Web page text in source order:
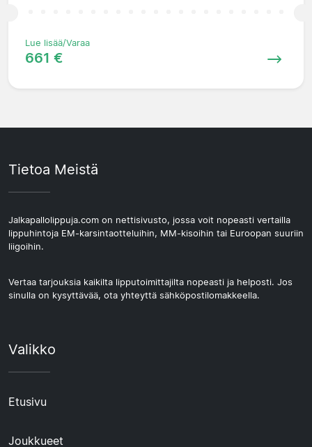
Lue lisää/Varaa
661 €
Tietoa Meistä
Jalkapallolippuja.com on nettisivusto, jossa voit nopeasti vertailla
lippuhintoja EM-karsintaotteluihin, MM-kisoihin tai Euroopan suuriin
liigoihin.
Vertaa tarjouksia kaikilta lipputoimittajilta nopeasti ja helposti. Jos
sinulla on kysyttävää, ota yhteyttä sähköpostilomakkeella.
Valikko
Etusivu
Joukkueet